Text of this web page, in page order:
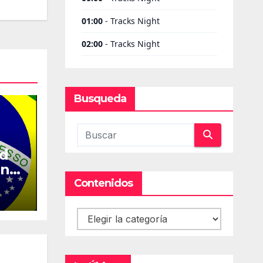
Busqueda
Contenidos
Contenidos